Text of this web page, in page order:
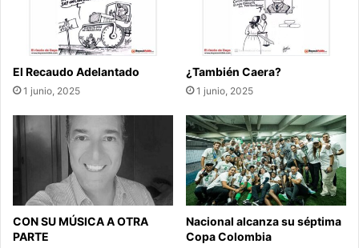
El Recaudo Adelantado
1 junio, 2025
¿También Caera?
1 junio, 2025
CON SU MÚSICA A OTRA
PARTE
Nacional alcanza su séptima
Copa Colombia